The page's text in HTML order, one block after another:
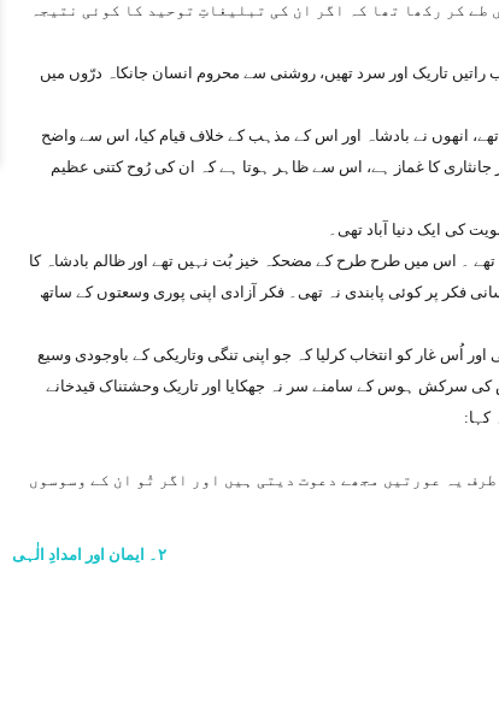
طے کر رکھا تھا کہ اگر ان کی تبلیغاتِ توحید کا کوئی نتیجہ
تاریک اور سرد تھیں، روشنی سے محروم انسان جانکاہ درّوں میں
انھوں نے بادشاہ اور اس کے مذہب کے خلاف قیام کیا، اس سے واضح
جانثاری کا غماز ہے، اس سے ظاہر ہوتا ہے کہ ان کی رُوح کتنی عظیم
کی ایک دنیا آباد تھی۔
تھے ۔ اس میں طرح طرح کے مضحکہ خیز بُت نہیں تھے اور ظالم بادشاہ کا
فکر پر کوئی پابندی نہ تھی۔ فکر آزادی اپنی پوری وسعتوں کے ساتھ
اُس غار کو انتخاب کرلیا کہ جو اپنی تنگی وتاریکی کے باوجودی وسیع
کی سرکش ہوس کے سامنے سر نہ جھکایا اور تاریک وحشتناک قیدخانے
کہا:
یہ عورتیں مجھے دعوت دیتی ہیں اور اگر تُو ان کے وسوسوں
۲۔ ایمان اور امدادِ الٰہی